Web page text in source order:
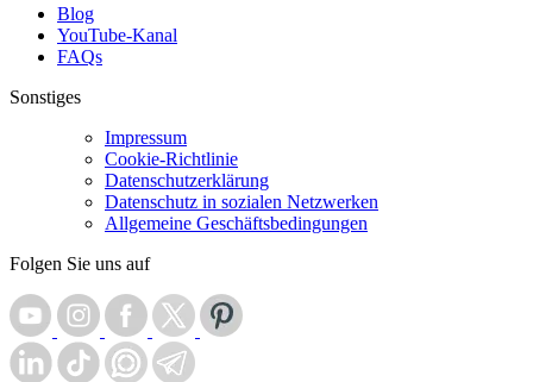
Blog
YouTube-Kanal
FAQs
Sonstiges
Impressum
Cookie-Richtlinie
Datenschutzerklärung
Datenschutz in sozialen Netzwerken
Allgemeine Geschäftsbedingungen
Folgen Sie uns auf